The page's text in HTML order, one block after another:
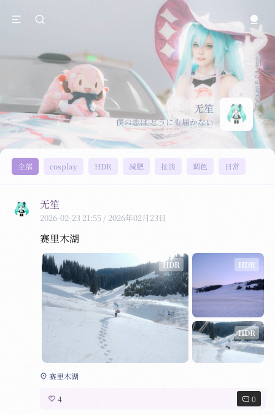
无笙
僕の恋は どうにも届かない
全部 cosplay HDR 减肥 扯淡 调色 日常
无笙
2026-02-23 21:55 / 2026年02月23日
赛里木湖
HDR HDR
HDR
赛里木湖
4 0